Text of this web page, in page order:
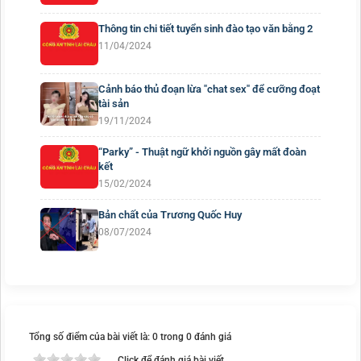
Thông tin chi tiết tuyển sinh đào tạo văn bằng 2
11/04/2024
Cảnh báo thủ đoạn lừa "chat sex" để cưỡng đoạt
tài sản
19/11/2024
“Parky” - Thuật ngữ khởi nguồn gây mất đoàn
kết
15/02/2024
Bản chất của Trương Quốc Huy
08/07/2024
Tổng số điểm của bài viết là: 0 trong 0 đánh giá